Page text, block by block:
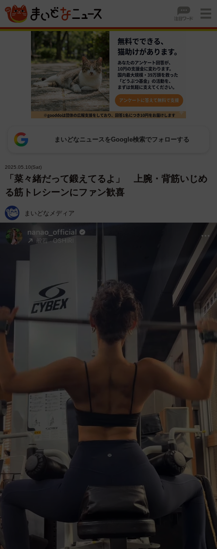
まいどなニュースをGoogle検索でフォローする
2025.05.10(Sat)
「菜々緒だって鍛えてるよ」 上腕・背筋いじめ
る筋トレシーンにファン歓喜
まいどなメディア